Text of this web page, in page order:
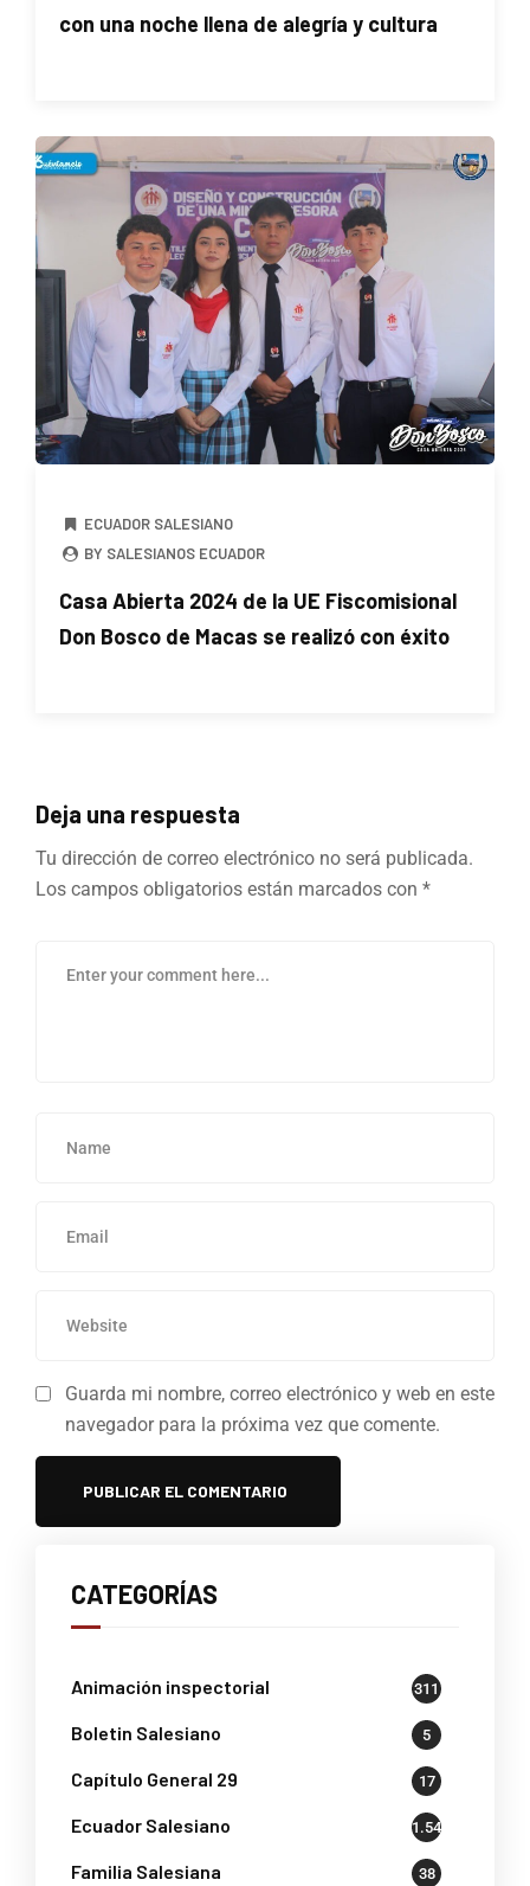
con una noche llena de alegría y cultura
ECUADOR SALESIANO
BY SALESIANOS ECUADOR
Casa Abierta 2024 de la UE Fiscomisional
Don Bosco de Macas se realizó con éxito
Deja una respuesta
Tu dirección de correo electrónico no será publicada.
Los campos obligatorios están marcados con *
Guarda mi nombre, correo electrónico y web en este
navegador para la próxima vez que comente.
CATEGORÍAS
Animación inspectorial 311
Boletin Salesiano 5
Capítulo General 29 17
Ecuador Salesiano 1.541
Familia Salesiana 38